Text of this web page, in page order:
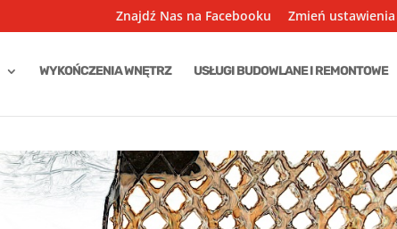
Znajdź Nas na Facebooku Zmień
WYKOŃCZENIA WNĘTRZ USŁUGI BUDOWLANE I REMONTOWE